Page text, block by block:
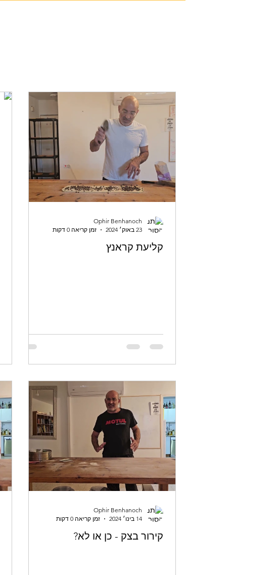
קליעת קראנץ
Ophir Benhanoch
23 באוק׳ 2024
זמן קריאה 0 דקות
קירור בצק - כן או לא?
Ophir Benhanoch
14 בינו׳ 2024
זמן קריאה 0 דקות